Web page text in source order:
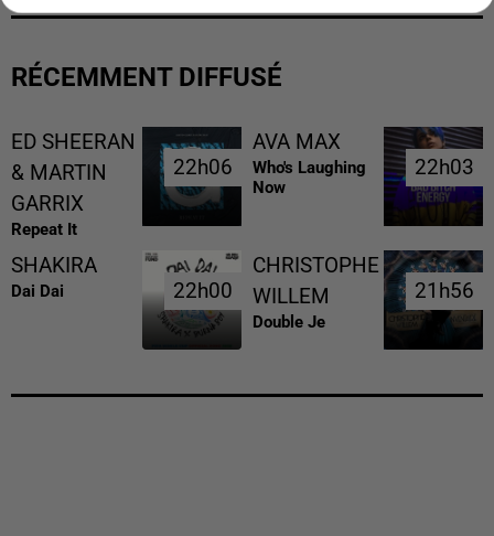
RÉCEMMENT DIFFUSÉ
ED SHEERAN
& MARTIN
GARRIX
Repeat It
22h06
22h06
AVA MAX
Who's Laughing
Now
22h03
22h03
SHAKIRA
Dai Dai 22h00
22h00
CHRISTOPHE
WILLEM
Double Je
21h56
21h56